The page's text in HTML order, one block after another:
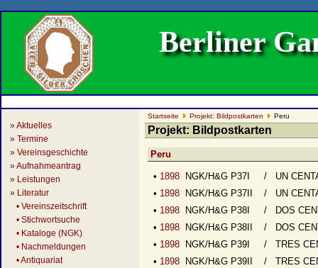
Berliner
» Aktuelles
» Termine
» Vereinsgeschichte
» Aufnahmeantrag
» Leistungen
» Literatur
• Vereinszeitschrift
• Stichwortsuche
• Kataloge (NGK)
• Nachmeldungen
• Antiquariat
Startseite Projekt: Bildpostkarten Peru
Projekt: Bildpostkarten
Peru
• 1898 NGK/H&G P37I
/ UN
• 1898 NGK/H&G P37II
/ UN
• 1898 NGK/H&G P38I
/ DOS
• 1898 NGK/H&G P38II
/ DOS
• 1898 NGK/H&G P39I
/ TRES
• 1898 NGK/H&G P39II
/ TRES